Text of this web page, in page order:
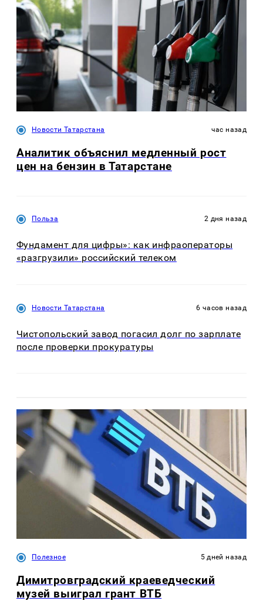
Новости Татарстана час назад
Аналитик объяснил медленный рост
цен на бензин в Татарстане
Польза 2 дня назад
Фундамент для цифры»: как инфраоператоры
«разгрузили» российский телеком
Новости Татарстана 6 часов назад
Чистопольский завод погасил долг по зарплате
после проверки прокуратуры
Полезное 5 дней назад
Димитровградский краеведческий
музей выиграл грант ВТБ